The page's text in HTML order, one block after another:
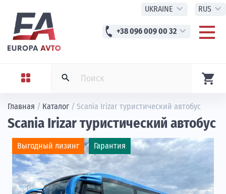
UKRAINE expand_more RUS expand_more
phone+38 096 009 00 32 expand_more
search shopping_cart
Главная / Каталог / Scania Irizar туристический автобус
Scania Irizar туристический автобус
Выгодный лизинг Гарантия